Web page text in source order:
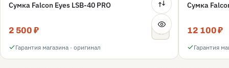
Сумка Falcon Eyes LSB-40 PRO
2 500 ₽
Гарантия магазина · оригинал
Сумка
12 100 ₽
Гарантия